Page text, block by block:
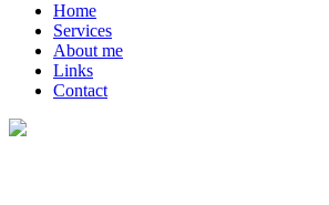
Home
Services
About me
Links
Contact